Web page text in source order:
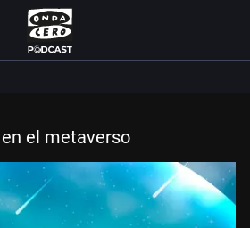
el metaverso